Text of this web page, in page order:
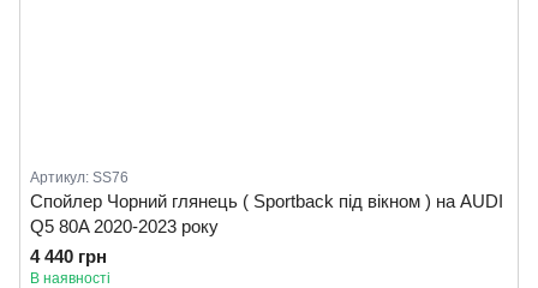
Артикул: SS76
Спойлер Чорний глянець ( Sportback під вікном ) на AUDI
Q5 80A 2020-2023 року
4 440 грн
В наявності